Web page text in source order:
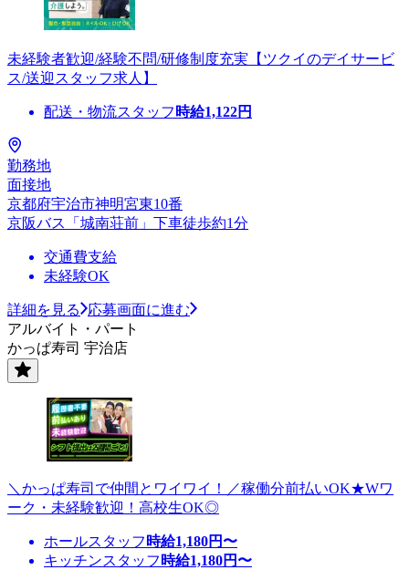
未経験者歓迎/経験不問/研修制度充実【ツクイのデイサービ
ス/送迎スタッフ求人】
配送・物流スタッフ 時給1,122円
勤務地
面接地
京都府宇治市神明宮東10番
京阪バス「城南荘前」下車徒歩約1分
交通費支給
未経験OK
詳細を見る
応募画面に進む
アルバイト・パート
かっぱ寿司 宇治店
＼かっぱ寿司で仲間とワイワイ！／稼働分前払いOK★Wワ
ーク・未経験歓迎！高校生OK◎
ホールスタッフ 時給1,180円〜
キッチンスタッフ 時給1,180円〜